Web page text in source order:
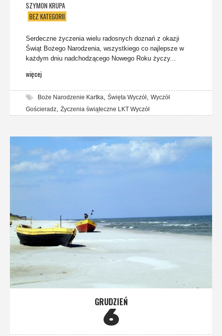
SZYMON KRUPA
BEZ KATEGORII
Serdeczne życzenia wielu radosnych doznań z okazji
Świąt Bożego Narodzenia, wszystkiego co najlepsze w
każdym dniu nadchodzącego Nowego Roku życzy...
więcej
Boże Narodzenie Kartka Święta Wyczół Wyczół
Gościeradz Życzenia świąteczne LKT Wyczół
GRUDZIEŃ
6